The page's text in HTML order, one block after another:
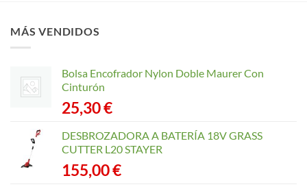
MÁS VENDIDOS
Bolsa Encofrador Nylon Doble Maurer Con
Cinturón
25,30€
DESBROZADORA A BATERÍA 18V GRASS
CUTTER L20 STAYER
155,00€